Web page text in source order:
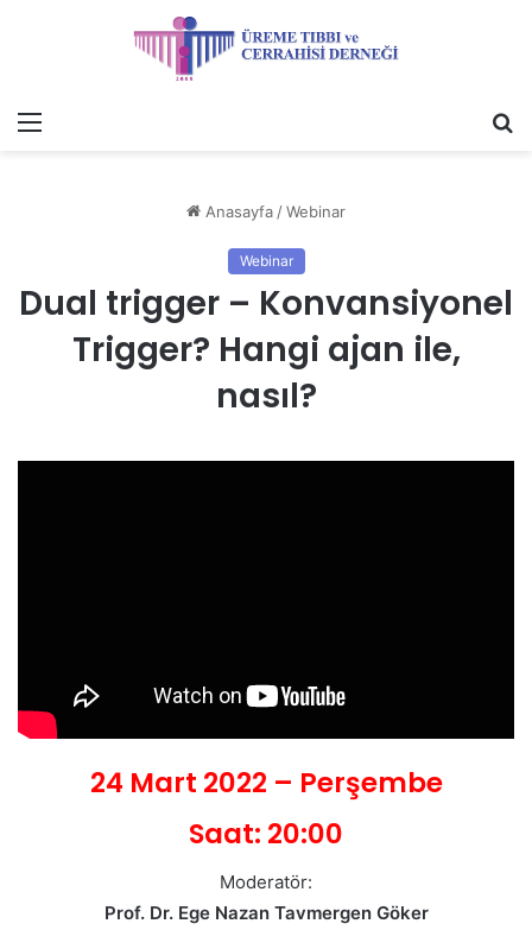
Menü
Anasayfa/Webinar
Webinar
Dual trigger – Konvansiyonel
Trigger? Hangi ajan ile,
nasıl?
24 Mart 2022 – Perşembe
Saat: 20:00
Moderatör:
Prof. Dr. Ege Nazan Tavmergen Göker